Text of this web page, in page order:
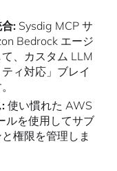
:Sysdig MCP サ
Bedrock エージ
、カスタム LLM
ィ対応」ブレイ
使い慣れた AWS
ルを使用してサブ
権限を管理しま